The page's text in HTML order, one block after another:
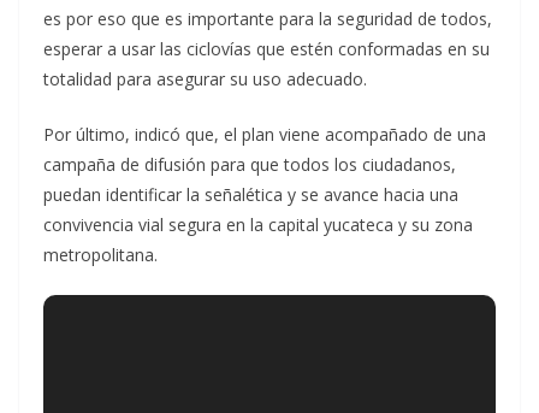
es por eso que es importante para la seguridad de todos,
esperar a usar las ciclovías que estén conformadas en su
totalidad para asegurar su uso adecuado.
Por último, indicó que, el plan viene acompañado de una
campaña de difusión para que todos los ciudadanos,
puedan identificar la señalética y se avance hacia una
convivencia vial segura en la capital yucateca y su zona
metropolitana.